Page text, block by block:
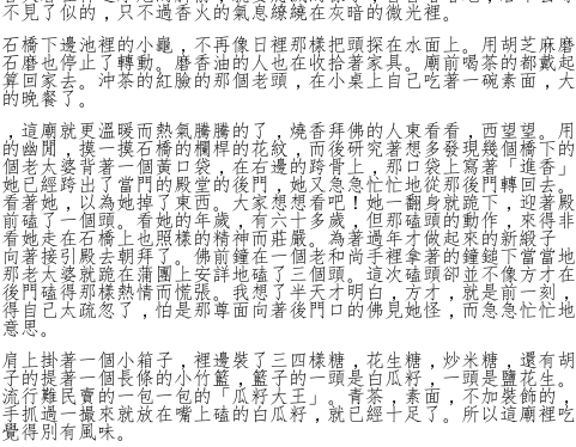
見了似的，只不過香火的氣息繚繞在灰暗的微光裡。
橋下邊池裡的小龜，不再像日裡那樣把頭探在水面上。用胡芝麻磨
磨也停止了轉動。磨香油的人也在收拾著家具。廟前喝茶的都戴起
回家去。沖茶的紅臉的那個老頭，在小桌上自己吃著一碗素面，大
晚餐了。
這廟就更溫暖而熱氣騰騰的了，燒香拜佛的人東看看，西望望。用
幽閒，摸一摸石橋的欄桿的花紋，而後研究著想多發現幾個橋下的
老太婆背著一個黃口袋，在右邊的跨骨上，那口袋上寫著「進香」
已經跨出了當門的殿堂的後門，她又急急忙忙地從那後門轉回去。
著她，以為她掉了東西。大家想想看吧！她一翻身就跪下，迎著殿
磕了一個頭。看她的年歲，有六十多歲，但那磕頭的動作，來得非
她走在石橋上也照樣的精神而莊嚴。為著過年才做起來的新緞子
著接引殿去朝拜了。佛前鐘在一個老和尚手裡拿著的鐘鎚下當當地
老太婆就跪在蒲團上安詳地磕了三個頭。這次磕頭卻並不像方才在
門磕得那樣熱情而慌張。我想了半天才明白，方才，就是前一刻，
自己太疏忽了，怕是那尊面向著後門口的佛見她怪，而急急忙忙地
思。
上掛著一個小箱子，裡邊裝了三四樣糖，花生糖，炒米糖，還有胡
的提著一個長條的小竹籃，籃子的一頭是白瓜籽，一頭是鹽花生。
行難民賣的一包一包的「瓜籽大王」。青茶，素面，不加裝飾的，
抓過一撮來就放在嘴上磕的白瓜籽，就已經十足了。所以這廟裡吃
得別有風味。